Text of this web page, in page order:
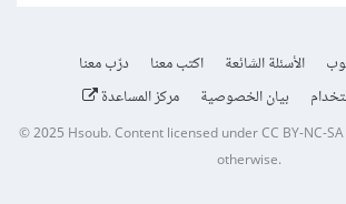
الأسئلة الشائعة اكتب معنا
درّب معنا
بيان الخصوصية مركز المساعدة
© 2025 Hsoub.Content licensed underCC BY-NC-
otherwise.